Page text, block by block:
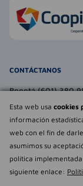
Esta web usa cookies
información
web con el fin de
asumimos su
política
siguiente enlace:
Déjanos tu
opinión
CONTÁCTANOS
Bogotá (601) 380
TE PUEDE
NOSOTROS
Empowered by